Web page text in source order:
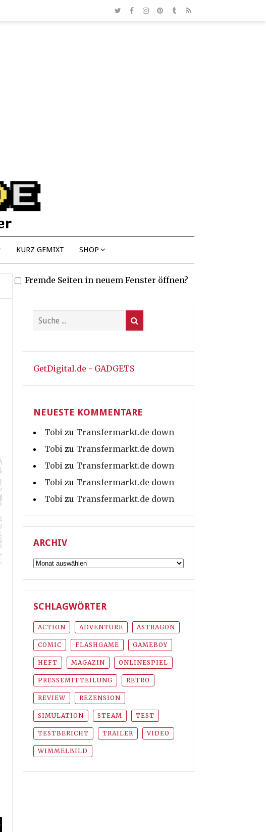
KURZ GEMIXT SHOP
Fremde Seiten in neuem Fenster öffnen?
GetDigital.de - GADGETS
NEUESTE KOMMENTARE
Tobi zu Transfermarkt.de down
Tobi zu Transfermarkt.de down
Tobi zu Transfermarkt.de down
Tobi zu Transfermarkt.de down
Tobi zu Transfermarkt.de down
ARCHIV
Archiv
SCHLAGWÖRTER
ACTION ADVENTURE ASTRAGON
COMIC FLASHGAME GAMEBOY
HEFT MAGAZIN ONLINESPIEL
PRESSEMITTEILUNG RETRO
REVIEW REZENSION
SIMULATION STEAM TEST
TESTBERICHT TRAILER VIDEO
WIMMELBILD